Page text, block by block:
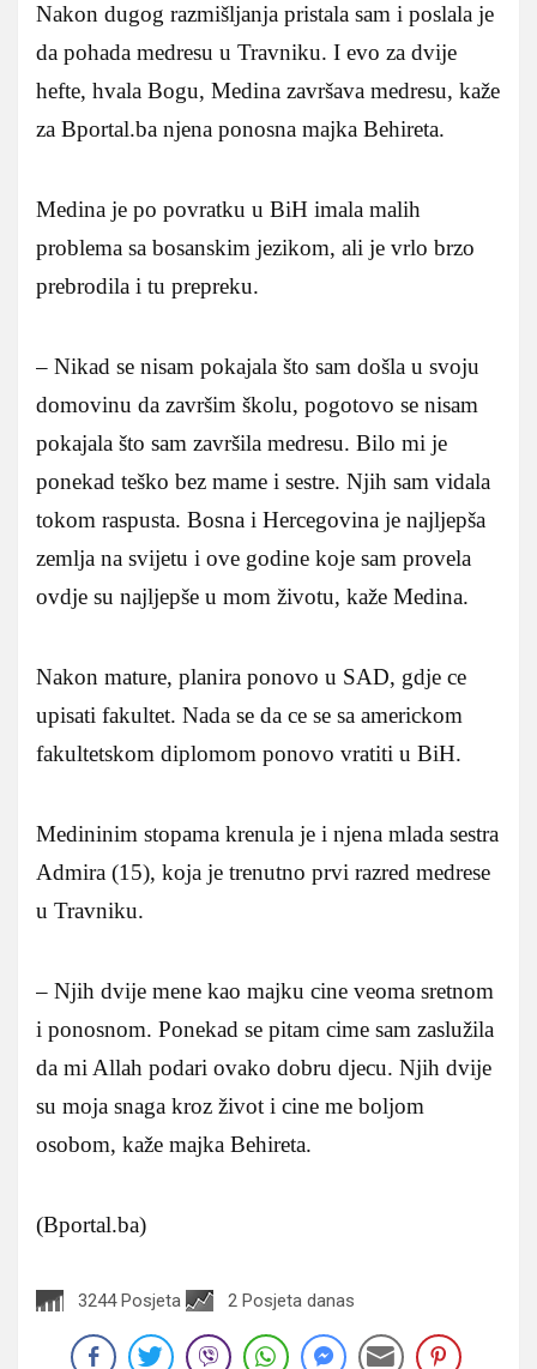
Nakon dugog razmišljanja pristala sam i poslala je
da pohada medresu u Travniku. I evo za dvije
hefte, hvala Bogu, Medina završava medresu, kaže
za Bportal.ba njena ponosna majka Behireta.
Medina je po povratku u BiH imala malih
problema sa bosanskim jezikom, ali je vrlo brzo
prebrodila i tu prepreku.
– Nikad se nisam pokajala što sam došla u svoju
domovinu da završim školu, pogotovo se nisam
pokajala što sam završila medresu. Bilo mi je
ponekad teško bez mame i sestre. Njih sam vidala
tokom raspusta. Bosna i Hercegovina je najljepša
zemlja na svijetu i ove godine koje sam provela
ovdje su najljepše u mom životu, kaže Medina.
Nakon mature, planira ponovo u SAD, gdje ce
upisati fakultet. Nada se da ce se sa americkom
fakultetskom diplomom ponovo vratiti u BiH.
Medininim stopama krenula je i njena mlada sestra
Admira (15), koja je trenutno prvi razred medrese
u Travniku.
– Njih dvije mene kao majku cine veoma sretnom
i ponosnom. Ponekad se pitam cime sam zaslužila
da mi Allah podari ovako dobru djecu. Njih dvije
su moja snaga kroz život i cine me boljom
osobom, kaže majka Behireta.
(Bportal.ba)
3244 Posjeta 2 Posjeta danas